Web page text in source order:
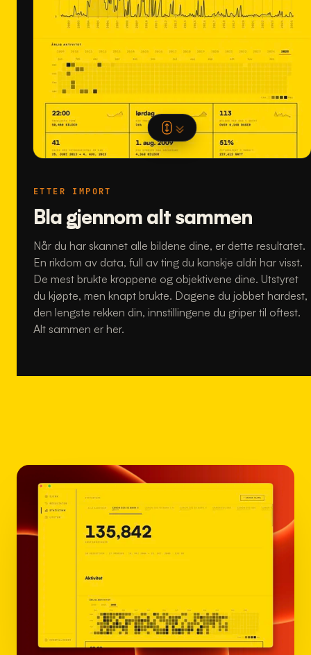
ETTER IMPORT
Bla gjennom alt sammen
Når du har skannet alle bildene dine, er dette resultatet.
En rikdom av data, full av ting du kanskje aldri har visst.
De mest brukte kroppene og objektivene dine. Utstyret
du kjøpte, men knapt brukte. Dagene du jobbet hardest,
den lengste rekken din, innstillingene du griper til oftest.
Alt sammen er her.